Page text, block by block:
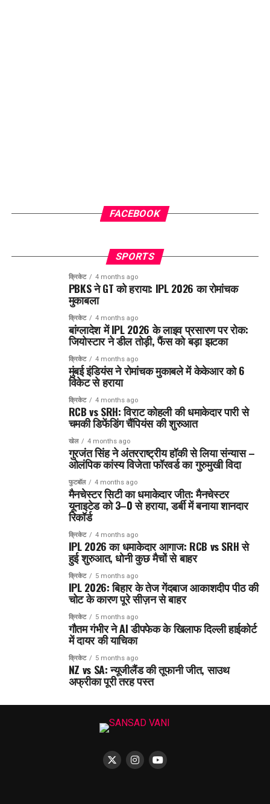
FACEBOOK
SPORTS
क्रिकेट 4 months ago
PBKS ने GT को हराया: IPL 2026 का रोमांचक
मुकाबला
क्रिकेट 4 months ago
बांग्लादेश में IPL 2026 के लाइव प्रसारण पर रोक:
जियोस्टार ने डील तोड़ी, फैंस को बड़ा झटका
क्रिकेट 4 months ago
मुंबई इंडियंस ने रोमांचक मुकाबले में केकेआर को 6
विकेट से हराया
क्रिकेट 4 months ago
RCB vs SRH: विराट कोहली की धमाकेदार पारी से
चमकी डिफेंडिंग चैंपियंस की शुरुआत
खेल 4 months ago
गुरजंत सिंह ने अंतरराष्ट्रीय हॉकी से लिया संन्यास –
ओलंपिक कांस्य विजेता फॉरवर्ड का गुरुमुखी विदा
फुटबॉल 4 months ago
मैनचेस्टर सिटी का धमाकेदार जीत: मैनचेस्टर
यूनाइटेड को 3–0 से हराया, डर्बी में बनाया शानदार
रिकॉर्ड
क्रिकेट 4 months ago
IPL 2026 का धमाकेदार आगाज: RCB vs SRH से
हुई शुरुआत, धोनी कुछ मैचों से बाहर
क्रिकेट 5 months ago
IPL 2026: बिहार के तेज गेंदबाज आकाशदीप पीठ की
चोट के कारण पूरे सीज़न से बाहर
क्रिकेट 5 months ago
गौतम गंभीर ने AI डीपफेक के खिलाफ दिल्ली हाईकोर्ट
में दायर की याचिका
क्रिकेट 5 months ago
NZ vs SA: न्यूजीलैंड की तूफानी जीत, साउथ
अफ्रीका पूरी तरह पस्त